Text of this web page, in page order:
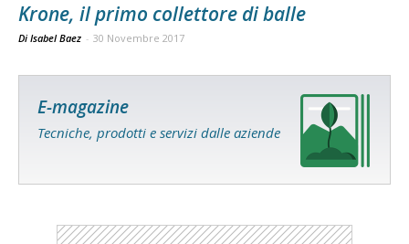
Krone, il primo collettore di balle
Di Isabel Baez - 30 Novembre 2017
E-magazine
Tecniche, prodotti e servizi dalle aziende